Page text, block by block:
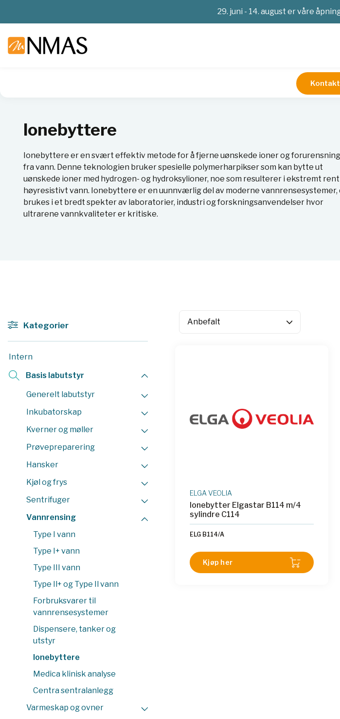
29. juni - 14. august er våre
lonebyttere
Ionebyttere er en svært effektiv metode for å fjerne uønskede ioner og
fra vann. Denne teknologien bruker spesielle polymerharpikser som kan bytte ut
uønskede ioner med hydrogen- og hydroksylioner, noe som resulterer i ekstremt
høyresistivt vann. Ionebyttere er en uunnværlig del av moderne vannrensesystemer,
brukes i et bredt spekter av laboratorier, industri og forskningsanvendelser hvor
ultrarene vannkvaliteter er kritiske.
Kategorier
Intern
Basis labutstyr
Generelt labutstyr
Inkubatorskap
Kverner og møller
Prøvepreparering
Hansker
Kjøl og frys
Sentrifuger
Vannrensing
Type I vann
Type I+ vann
Type III vann
Type Il+ og Type Il vann
Forbruksvarer til
vannrensesystemer
Dispensere, tanker og
utstyr
lonebyttere
Medica klinisk analyse
Centra sentralanlegg
Varmeskap og ovner
ELGA VEOLIA
Ionebytter Elgastar B114 m/4
sylindre C114
ELG B114/A
Kjøp her